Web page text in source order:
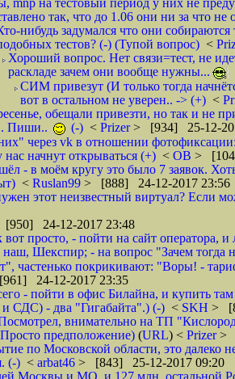
mnp на тестовый период у них не
так, что до 1.06 они ни за что не
нибудь задумался что они
тестов? (-) (Тупой вопрос) <
Хороший вопрос. Нет связи=тест, не
раскладе зачем они вообще нужны...
СИМ привезут (И только тогда
вот в остальном не уверен.. -> (+) <
обещали привезти, но так и не
Пиши..
(-) < Prizer> [934] 25-12-
через vk в отношении
начнут открываться (+) < ОВ >
- в моём кругу это было 7 заявок.
< Ruslan99 > [888] 24-12-2017 23:56
этот неизвестный виртуал? Если
24-12-2017 23:48
просто, - пойти на сайт оператора,
наш, Шекспир; - на вопрос "Зачем тогда
частенько покрикивают: "Воры! -
24-12-2017 23:35
- пойти в офис Билайна, и купить
и СДС) - два "Гигабайта".) (-) < SKH >
внимательно на ТП
предположение) (URL) < Prizer>
по Московской области, это далеко
(-) < arbat46 > [843] 25-12-2017 09:20
Москвы и МО, и 127 млн. остальной